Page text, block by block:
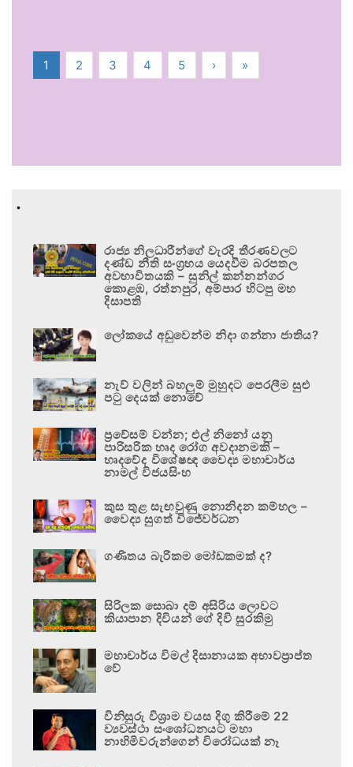
1 2 3 4 5 › »
.
රාජ්‍ය නිලධාරීන්ගේ වැරදි තීරණවලට
දණ්ඩ නීති සංග්‍රහය යෙදවීම බරපතල
අවභාවිතයකි – සුනිල් කන්නන්ගර
කොළඹ, රත්නපුර, අම්පාර හිටපු මහ
දිසාපති
ලෝකයේ අඩුවෙන්ම නිදා ගන්නා ජාතිය?
නැව් වලින් බහලුම් මුහුදට පෙරලීම සුළු
පටු දෙයක් නොවේ
ප්‍රවේසම් වන්න; එල් නිනෝ යනු
පාරිසරික හෘද රෝග අවදානමකි –
හෘදවේද විශේෂඥ වෛද්‍ය මහාචාර්ය
නාමල් විජයසිංහ
කුස තුළ සැඟවුණු නොනිදන කම්හල –
වෛද්‍ය සුගත් විජේවර්ධන
ගණිතය බැරිකම මෝඩකමක් ද?
සිරිලක සොබා දම් අසිරිය ලොවට
කියාපාන දිවියන් ගේ දිවි සුරකිමු
මහාචාර්ය විමල් දිසානායක අභාවප්‍රාප්ත
වේ
විනිසුරු විශ්‍රාම වයස දිගු කිරීමේ 22
ව්‍යවස්ථා සංශෝධනයට මහා
නාහිමිවරුන්ගෙන් විරෝධයක් නෑ